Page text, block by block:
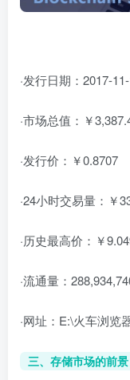
·发行日期：2017-
·市场总值：￥
·发行价：￥0.8707
·24小时交易量：￥
·历史最高价：￥
·流通量：
·网址：E:\火车浏览
三、存储市场的前景